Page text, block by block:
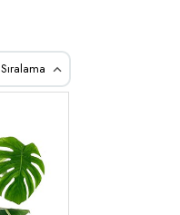
Sıralama